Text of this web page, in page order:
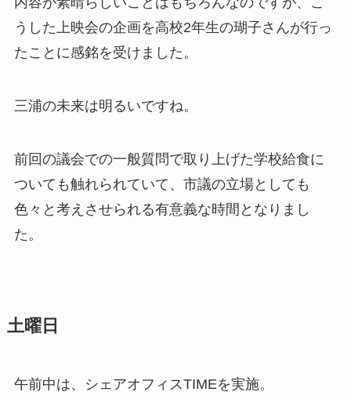
うした上映会の企画を高校2年生の瑚子さんが行っ
たことに感銘を受けました。
三浦の未来は明るいですね。
前回の議会での一般質問で取り上げた学校給食に
ついても触れられていて、市議の立場としても
色々と考えさせられる有意義な時間となりまし
た。
土曜日
午前中は、シェアオフィスTIMEを実施。